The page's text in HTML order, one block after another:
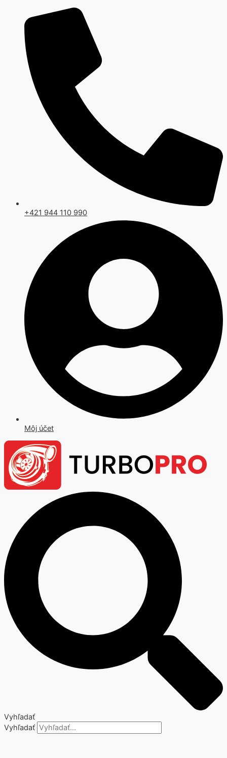
obsah
+421 944 110 990
Môj účet
Vyhľadať
Vyhľadať